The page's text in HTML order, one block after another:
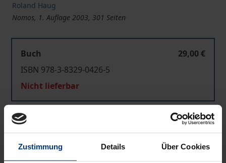
Zustimmung Details Über Cookies
Roland Haug
Nomos, 1. Auflage 2003, 301 Seiten
Buch
29,00 €
ISBN 978-3-8329-0426-5
Nicht lieferbar
Zur Wunschliste hinzufügen